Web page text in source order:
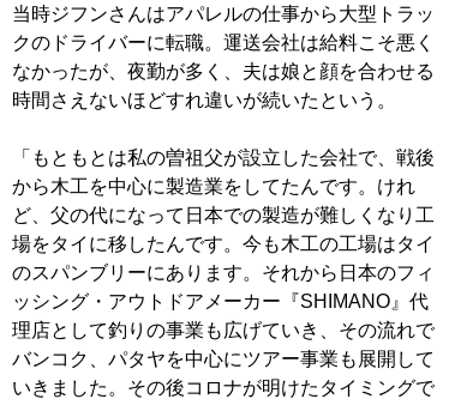
当時ジフンさんはアパレルの仕事から大型トラッ
クのドライバーに転職。運送会社は給料こそ悪く
なかったが、夜勤が多く、夫は娘と顔を合わせる
時間さえないほどすれ違いが続いたという。
「もともとは私の曽祖父が設立した会社で、戦後
から木工を中心に製造業をしてたんです。けれ
ど、父の代になって日本での製造が難しくなり工
場をタイに移したんです。今も木工の工場はタイ
のスパンブリーにあります。それから日本のフィ
ッシング・アウトドアメーカー『SHIMANO』代
理店として釣りの事業も広げていき、その流れで
バンコク、パタヤを中心にツアー事業も展開して
いきました。その後コロナが明けたタイミングで